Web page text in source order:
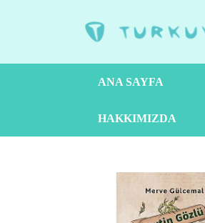
ANA SAYFA
HAKKIMIZDA